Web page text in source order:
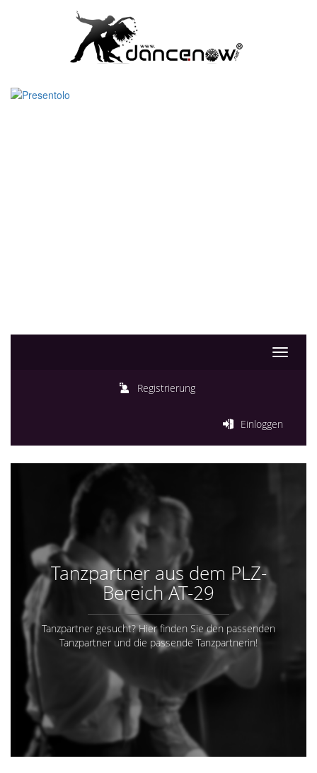
Toggle
Registrierung
Einloggen
Tanzpartner aus dem PLZ-
Bereich AT-29
Tanzpartner gesucht? Hier finden Sie den passenden
Tanzpartner und die passende Tanzpartnerin!